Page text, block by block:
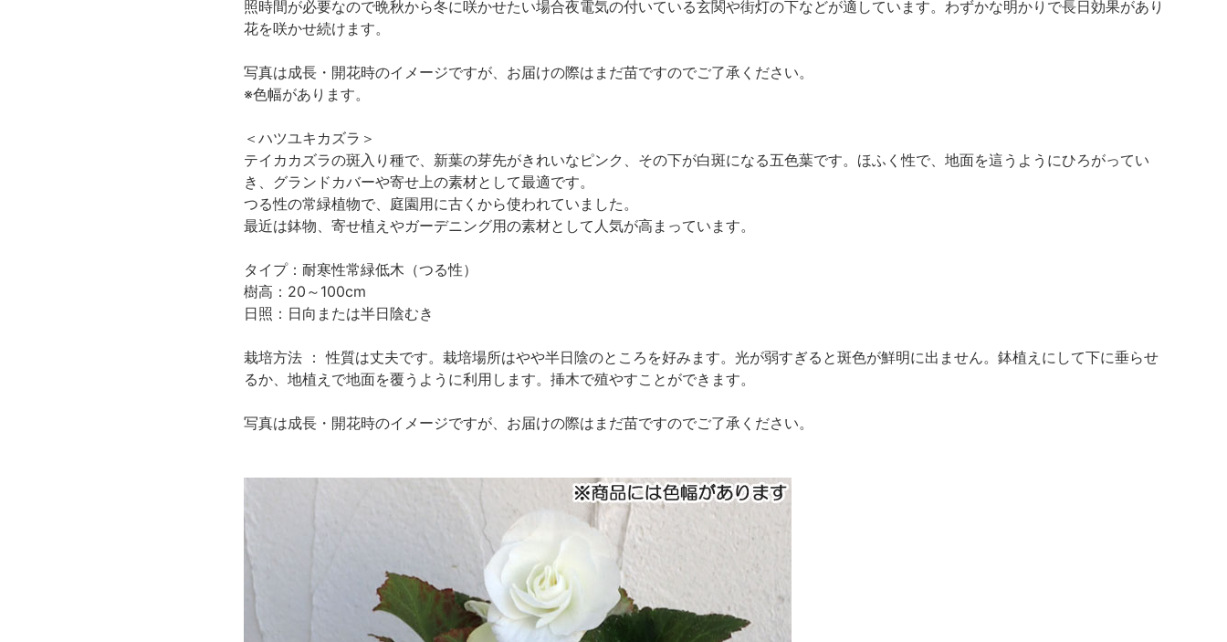
照時間が必要なので晩秋から冬に咲かせたい場合夜電気の付いている玄関や街灯の下などが適しています。わずかな明かりで長日効果があり
花を咲かせ続けます。
写真は成長・開花時のイメージですが、お届けの際はまだ苗ですのでご了承ください。
※色幅があります。
＜ハツユキカズラ＞
テイカカズラの斑入り種で、新葉の芽先がきれいなピンク、その下が白斑になる五色葉です。ほふく性で、地面を這うようにひろがってい
き、グランドカバーや寄せ上の素材として最適です。
つる性の常緑植物で、庭園用に古くから使われていました。
最近は鉢物、寄せ植えやガーデニング用の素材として人気が高まっています。
タイプ：耐寒性常緑低木（つる性）
樹高：20～100cm
日照：日向または半日陰むき
栽培方法 ： 性質は丈夫です。栽培場所はやや半日陰のところを好みます。光が弱すぎると斑色が鮮明に出ません。鉢植えにして下に垂らせ
るか、地植えで地面を覆うように利用します。挿木で殖やすことができます。
写真は成長・開花時のイメージですが、お届けの際はまだ苗ですのでご了承ください。